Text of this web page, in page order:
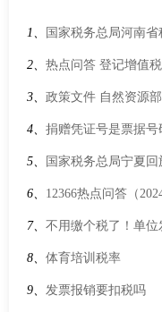
1、 国家税务总局河南省
2、 热点问答 登记增值
3、 政策文件 自然资源
公厅 国家市场监督管理
厅关于做好企业购置不
4、 捐赠凭证号是票据号
5、 国家税务总局宁夏
1.6L以下的小轿车，车
6、 12366热点问答（
7、 不用缴个税了！单
8、 体育培训税率
9、 发票报销要扣税吗